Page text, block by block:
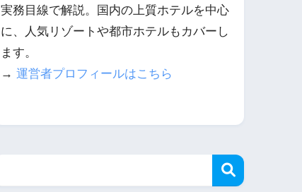
実務目線で解説。国内の上質ホテルを中心
に、人気リゾートや都市ホテルもカバーし
ます。
→ 運営者プロフィールはこちら